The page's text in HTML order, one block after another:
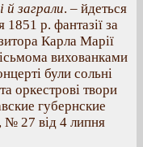
й заграли. – йдеться
р. фантазії за
Карла Марії
вихованками
були сольні
оркестрові твори
губернские
№ 27 від 4 липня